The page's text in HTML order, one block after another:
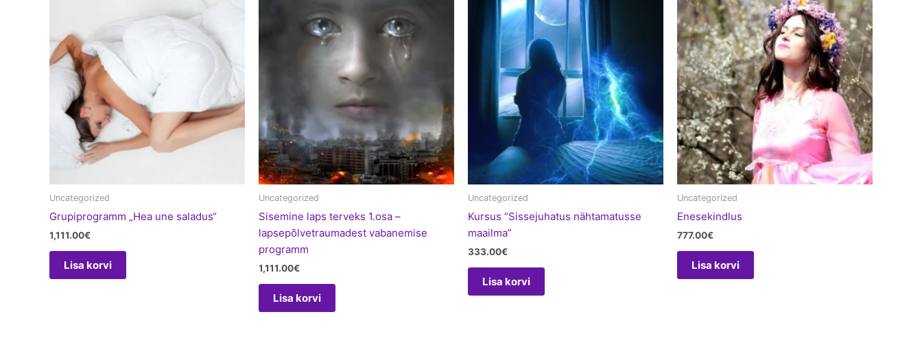
Uncategorized
Grupiprogramm „Hea une saladus“
1,111.00€
Lisa korvi
Uncategorized
Sisemine laps terveks 1.osa –
lapsepõlvetraumadest vabanemise
programm
1,111.00€
Lisa korvi
Uncategorized
Kursus “Sissejuhatus nähtamatusse
maailma”
333.00€
Lisa korvi
Uncategorized
Enesekindlus
777.00€
Lisa korvi